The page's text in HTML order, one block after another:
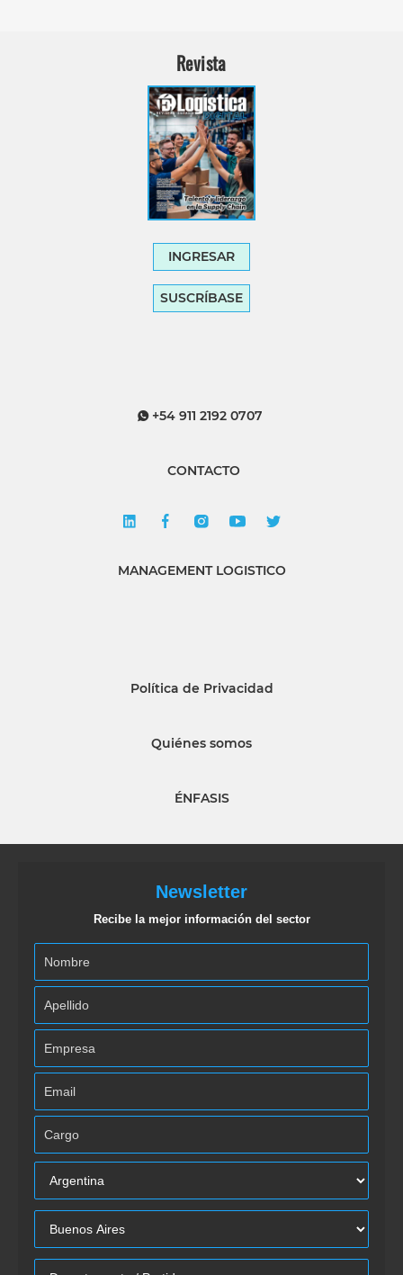
Revista
INGRESAR
SUSCRÍBASE
+54 911 2192 0707
CONTACTO
MANAGEMENT LOGISTICO
Política de Privacidad
Quiénes somos
ÉNFASIS
Newsletter
Recibe la mejor información del sector